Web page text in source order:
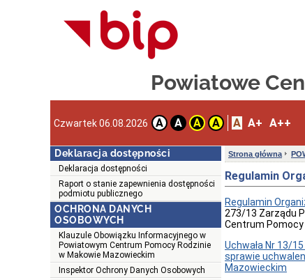
Powiatowe
Czwartek 06.08.2026 A A A A A A+ A++
Deklaracja dostępności
Deklaracja dostępności
Raport o stanie zapewnienia dostępności
podmiotu publicznego
OCHRONA DANYCH
OSOBOWYCH
Klauzule Obowiązku Informacyjnego w
Powiatowym Centrum Pomocy Rodzinie
w Makowie Mazowieckim
Inspektor Ochrony Danych Osobowych
Strona główna
Regulamin
Regulamin
273/13 Zarządu
Centrum Pomocy
Uchwała Nr 13/
sprawie
Mazowieckim